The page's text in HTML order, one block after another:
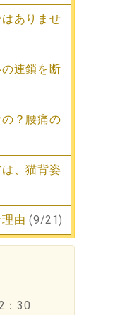
ありませ
連鎖を断
？腰痛の
、猫背姿
由 (9/21)
：30